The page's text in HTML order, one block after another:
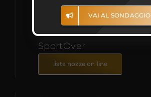
Stati Uniti
Sud America
SportOver
lista nozze on line
VAI AL SONDAGGIO